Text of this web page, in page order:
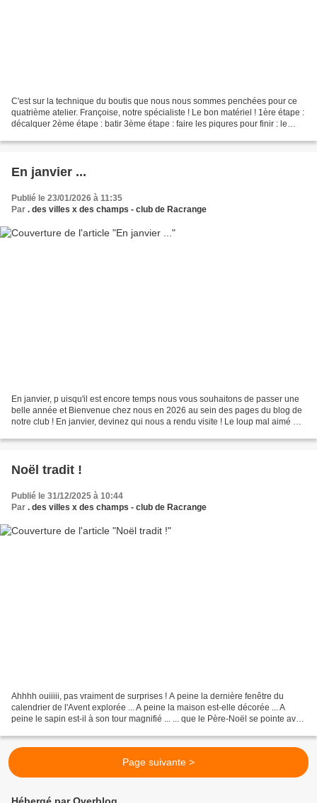
C'est sur la technique du boutis que nous nous sommes penchées pour ce
quatrième atelier. Françoise, notre spécialiste ! Le bon matériel ! 1ère étape :
décalquer 2ème étape : batir 3ème étape : faire les piqures pour finir : le
En janvier ...
Publié le 23/01/2026 à 11:35
Par . des villes x des champs - club de Racrange
En janvier, p uisqu'il est encore temps nous vous souhaitons de passer une
belle année et Bienvenue chez nous en 2026 au sein des pages du blog de
notre club ! En janvier, devinez qui nous a rendu visite ! Le loup mal aimé de
Noël tradit !
Publié le 31/12/2025 à 10:44
Par . des villes x des champs - club de Racrange
Ahhhh ouiiiii, pas vraiment de surprises ! A peine la dernière fenêtre du
calendrier de l'Avent explorée ... A peine la maison est-elle décorée ... A
peine le sapin est-il à son tour magnifié ... ... que le Père-Noël se pointe avec
Page suivante >